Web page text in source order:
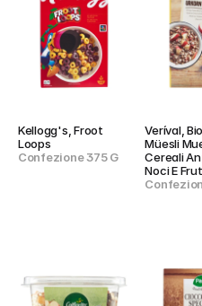
Kellogg's, Froot
Loops
Confezione 375 G
Veríval,
Müesli
Cereali
Noci E